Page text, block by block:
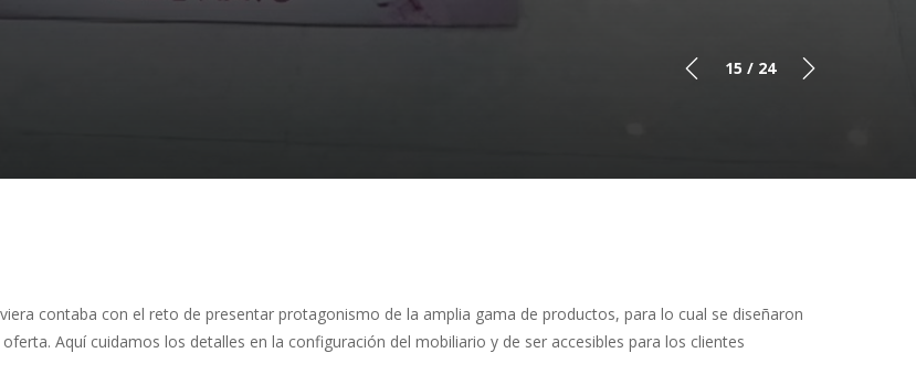
15 / 24
contaba con el reto de presentar protagonismo de la amplia gama de productos, para lo cual se diseñaron
Aquí cuidamos los detalles en la configuración del mobiliario y de ser accesibles para los clientes